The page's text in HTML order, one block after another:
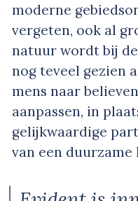
moderne
vergeten, ook al
natuur wordt bij
nog teveel gezien
mens naar
aanpassen, in
gelijkwaardige
van een duurzame